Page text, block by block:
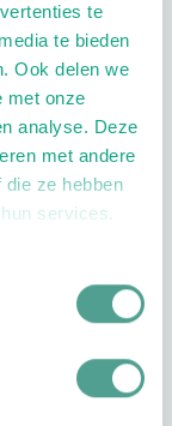
te
te bieden
Ook delen we
met onze
analyse. Deze
met andere
ze hebben
services.